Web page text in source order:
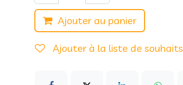
Ajouter au panier
Ajouter à la liste de souhaits